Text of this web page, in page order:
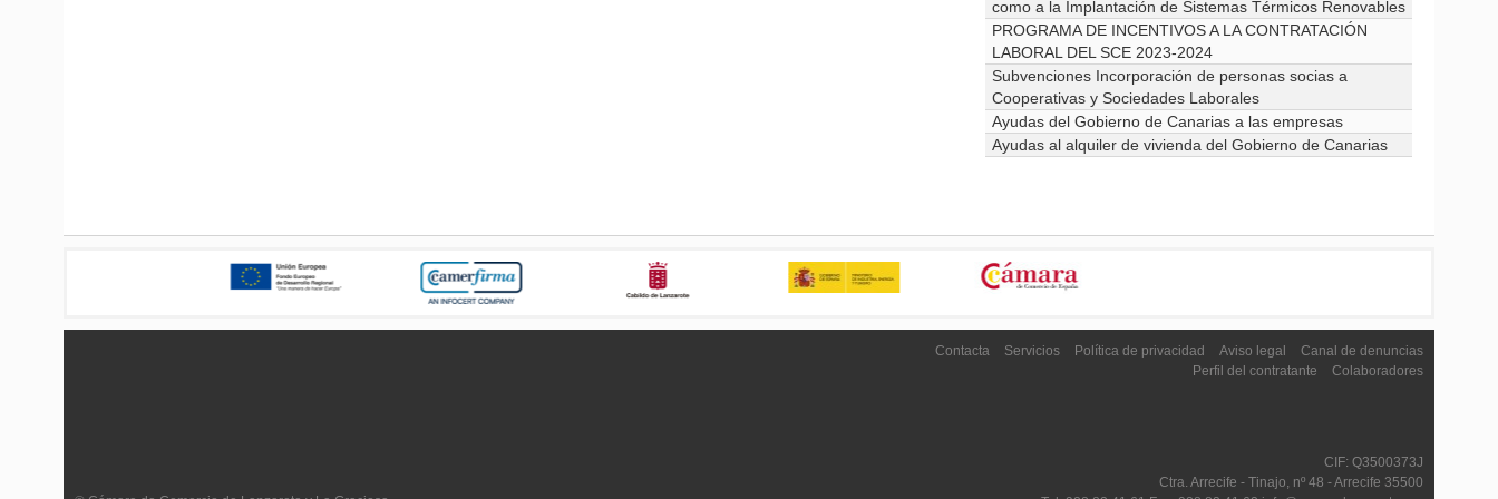
como a la Implantación de Sistemas Térmicos Renovables
PROGRAMA DE INCENTIVOS A LA CONTRATACIÓN
LABORAL DEL SCE 2023-2024
Subvenciones Incorporación de personas socias a
Cooperativas y Sociedades Laborales
Ayudas del Gobierno de Canarias a las empresas
Ayudas al alquiler de vivienda del Gobierno de Canarias
Contacta Servicios Política de privacidad Aviso legal
Canal de denuncias
Perfil del contratante
Colaboradores
CIF: Q3500373J
Ctra. Arrecife - Tinajo, nº 48 - Arrecife 35500